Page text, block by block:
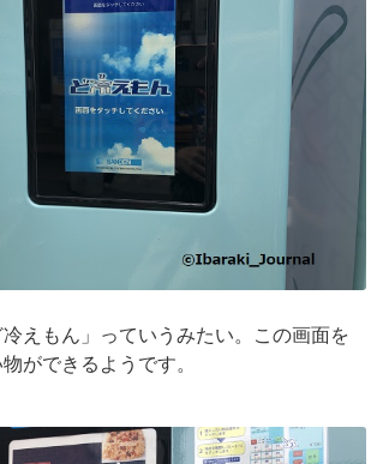
えもん」っていうみたい。この画面を
ができるようです。